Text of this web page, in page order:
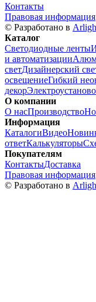
Контакты
Правовая информация
© Разработано в
Каталог
Светодиодные ленты
и автоматизации
светДизайнерский
освещениеГибкий
декор
О компании
О насПроизводство
Информация
КаталогиВидео
ответКалькуляторы
Покупателям
КонтактыДоставка
Правовая информация
© Разработано в